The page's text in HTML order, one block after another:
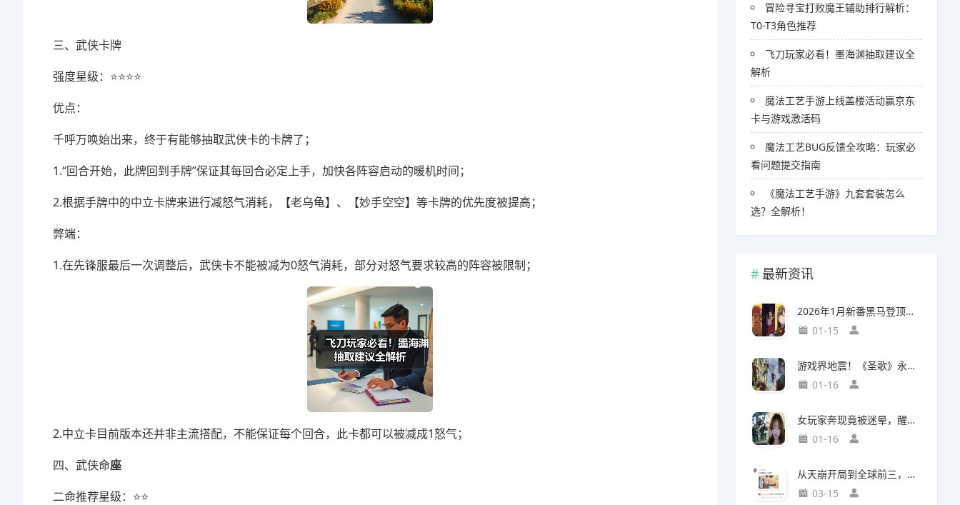
三、武侠卡牌
强度星级：⭐⭐⭐⭐
优点：
千呼万唤始出来，终于有能够抽取武侠卡的卡牌了；
1.“回合开始，此牌回到手牌”保证其每回合必定上手，加快各阵容启动的暖机时间；
2.根据手牌中的中立卡牌来进行减怒气消耗，【老乌龟】、【妙手空空】等卡牌的优先度被提高；
弊端：
1.在先锋服最后一次调整后，武侠卡不能被减为0怒气消耗，部分对怒气要求较高的阵容被限制；
2.中立卡目前版本还并非主流搭配，不能保证每个回合，此卡都可以被减成1怒气；
四、武侠命座
二命推荐星级：⭐⭐
冒险寻宝打败魔王辅助排行解析：
T0-T3角色推荐
飞刀玩家必看！墨海渊抽取建议全
解析
魔法工艺手游上线盖楼活动赢京东
卡与游戏激活码
魔法工艺BUG反馈全攻略：玩家必
看问题提交指南
《魔法工艺手游》九套套装怎么
选？全解析！
最新资讯
2026年1月新番黑马登顶，竟然力压《咒术回战》拿下第一
01-15
游戏界地震！《圣歌》永久停服，《生化9》海报震撼亮相
01-16
女玩家奔现竟被迷晕，醒来后价值千万的游戏装备不翼而飞
01-16
从天崩开局到全球前三，这还是我认识的“少前2”？
03-15